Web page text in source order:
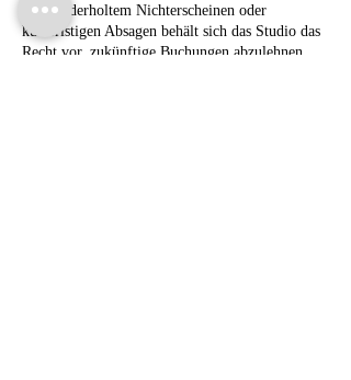
Bei wiederholtem Nichterscheinen oder
kurzfristigen Absagen behält sich das Studio das
Recht vor, zukünftige Buchungen abzulehnen.